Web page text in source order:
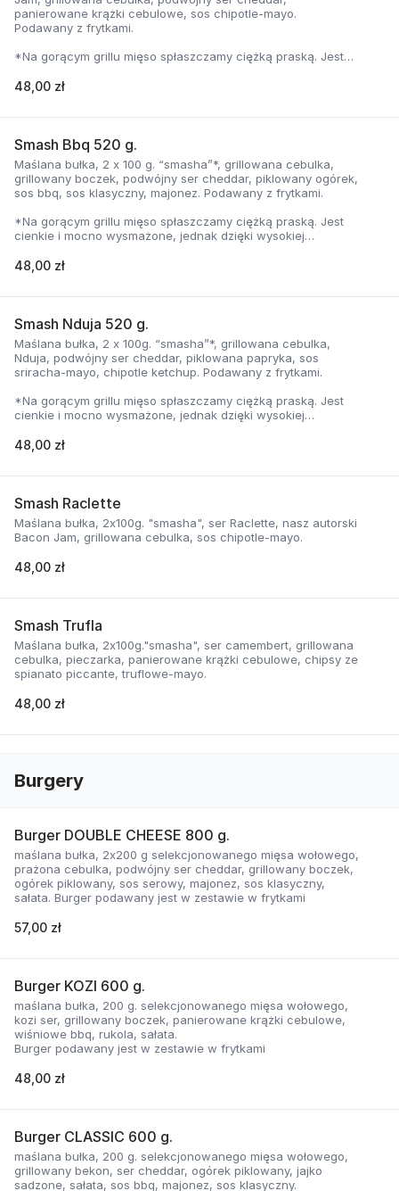
panierowane krążki cebulowe, sos chipotle-mayo.
Podawany z frytkami.
*Na gorącym grillu mięso spłaszczamy ciężką praską. Jest
temperaturze, zyskuje jednocześnie chrupiąca skorupkę i
48,00 zł
Smash Bbq 520 g.
Maślana bułka, 2 x 100 g. “smasha”*, grillowana cebulka,
grillowany boczek, podwójny ser cheddar, piklowany ogórek,
sos bbq, sos klasyczny, majonez. Podawany z frytkami.
*Na gorącym grillu mięso spłaszczamy ciężką praską. Jest
cienkie i mocno wysmażone, jednak dzięki wysokiej
delikatną soczystość.
48,00 zł
Smash Nduja 520 g.
Maślana bułka, 2 x 100g. “smasha”*, grillowana cebulka,
Nduja, podwójny ser cheddar, piklowana papryka, sos
sriracha-mayo, chipotle ketchup. Podawany z frytkami.
*Na gorącym grillu mięso spłaszczamy ciężką praską. Jest
cienkie i mocno wysmażone, jednak dzięki wysokiej
delikatną soczystość.
48,00 zł
Smash Raclette
Maślana bułka, 2x100g. "smasha", ser Raclette, nasz autorski
Bacon Jam, grillowana cebulka, sos chipotle-mayo.
48,00 zł
Smash Trufla
Maślana bułka, 2x100g."smasha", ser camembert, grillowana
cebulka, pieczarka, panierowane krążki cebulowe, chipsy ze
spianato piccante, truflowe-mayo.
48,00 zł
Burgery
Burger DOUBLE CHEESE 800 g.
maślana bułka, 2x200 g selekcjonowanego mięsa wołowego,
prażona cebulka, podwójny ser cheddar, grillowany boczek,
ogórek piklowany, sos serowy, majonez, sos klasyczny,
sałata. Burger podawany jest w zestawie w frytkami
57,00 zł
Burger KOZI 600 g.
maślana bułka, 200 g. selekcjonowanego mięsa wołowego,
kozi ser, grillowany boczek, panierowane krążki cebulowe,
wiśniowe bbq, rukola, sałata.
Burger podawany jest w zestawie w frytkami
48,00 zł
Burger CLASSIC 600 g.
maślana bułka, 200 g. selekcjonowanego mięsa wołowego,
grillowany bekon, ser cheddar, ogórek piklowany, jajko
sadzone, sałata, sos bbq, majonez, sos klasyczny.